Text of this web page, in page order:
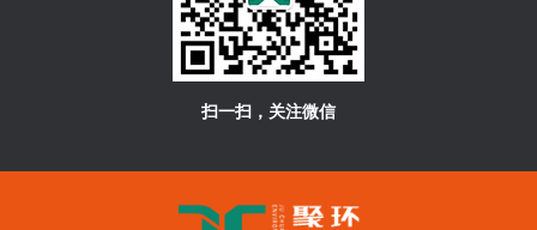
扫一扫，关注微信